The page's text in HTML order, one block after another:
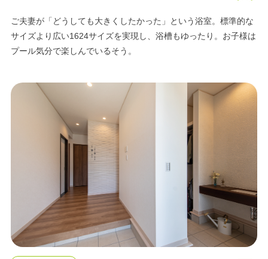
ご夫妻が「どうしても大きくしたかった」という浴室。標準的な
サイズより広い1624サイズを実現し、浴槽もゆったり。お子様は
プール気分で楽しんでいるそう。